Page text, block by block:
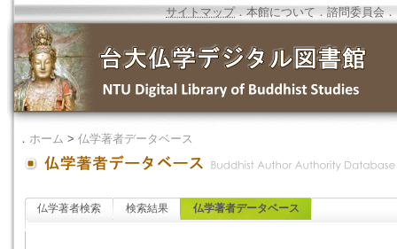
サイトマップ．本館について ．諮問委員会 ．
． ホーム > 仏学著者データベース
仏学著者検索 検索結果 仏学著者データベース